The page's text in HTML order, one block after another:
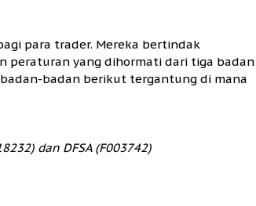
para trader. Mereka bertindak
peraturan yang dihormati dari tiga badan
badan berikut tergantung di mana
dan DFSA (F003742)